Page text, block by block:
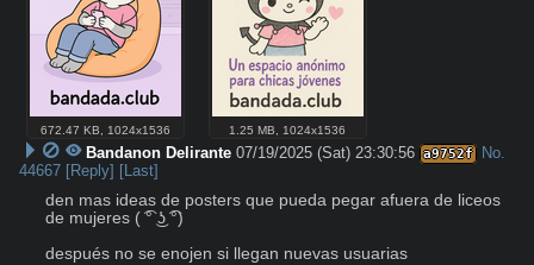
672.47 KB 1024x1536 1.25 MB 1024x1536
Bandanon Delirante 07/19/2025 (Sat) 23:30:56 a9752f
No.
44667 [Reply] [Last]
den mas ideas de posters que pueda pegar afuera de liceos
de mujeres ( ͡° ͜ʖ ͡°)
después no se enojen si llegan nuevas usuarias